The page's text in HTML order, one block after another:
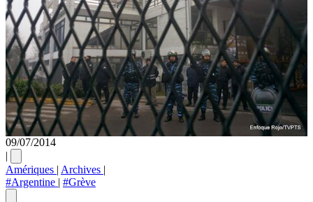
09/07/2014
|
Amériques | Archives |
#Argentine | #Grève